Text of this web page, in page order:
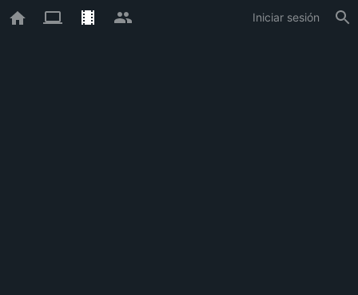
Iniciar sesión